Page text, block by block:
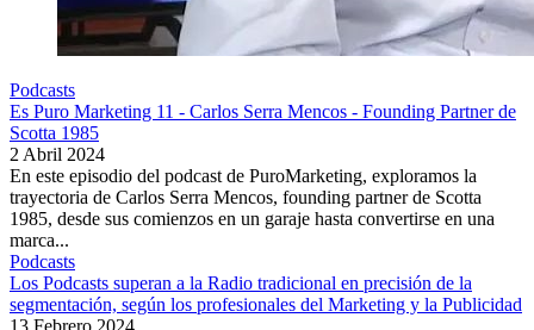
Podcasts
Es Puro Marketing 11 - Carlos Serra Mencos - Founding Partner de
Scotta 1985
2 Abril 2024
En este episodio del podcast de PuroMarketing, exploramos la
trayectoria de Carlos Serra Mencos, founding partner de Scotta
1985, desde sus comienzos en un garaje hasta convertirse en una
marca...
Podcasts
Los Podcasts superan a la Radio tradicional en precisión de la
segmentación, según los profesionales del Marketing y la Publicidad
13 Febrero 2024